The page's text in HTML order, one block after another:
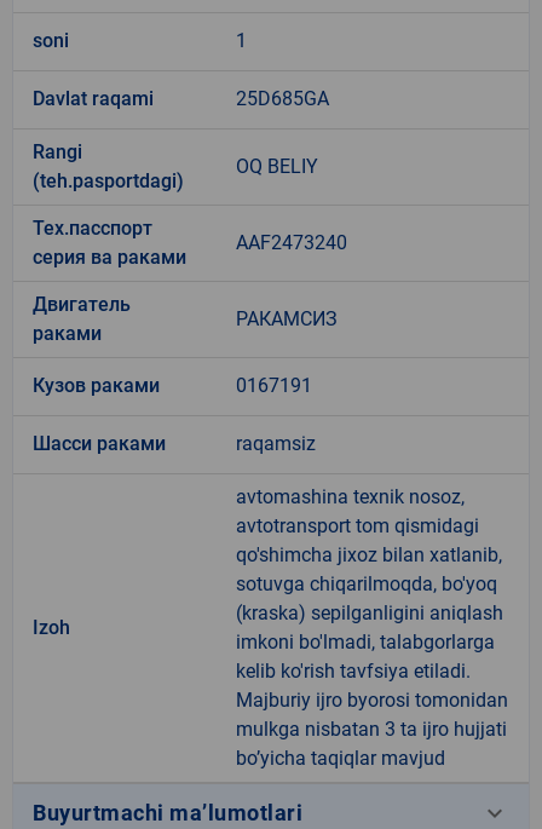
soni 1
Davlat raqami 25D685GA
Rangi
(teh.pasportdagi)
OQ BELIY
Тех.пасспорт
серия ва раками
AAF2473240
Двигатель
раками
РАКАМСИЗ
Кузов раками 0167191
Шасси раками raqamsiz
Izoh
avtomashina texnik nosoz,
avtotransport tom qismidagi
qo'shimcha jixoz bilan xatlanib,
sotuvga chiqarilmoqda, bo'yoq
(kraska) sepilganligini aniqlash
imkoni bo'lmadi, talabgorlarga
kelib ko'rish tavfsiya etiladi.
Majburiy ijro byorosi tomonidan
mulkga nisbatan 3 ta ijro hujjati
bo’yicha taqiqlar mavjud
Buyurtmachi ma’lumotlari keyboard_arrow_down